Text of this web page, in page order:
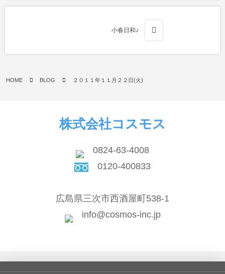
小春日和♪
HOME BLOG ２０１１年１１月２２日(火)
株式会社コスモス
0824-63-4008
0120-400833
広島県三次市西酒屋町538-1
info@cosmos-inc.jp